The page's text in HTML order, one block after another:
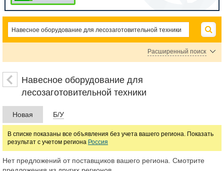
Расширенный поиск
Цена
руб.
Навесное оборудование для
лесозаготовительной техники
Новая Б/У
В списке показаны все объявления без учета вашего региона. Показать
результат с учетом региона Россия
Нет предложений от поставщиков вашего региона. Смотрите